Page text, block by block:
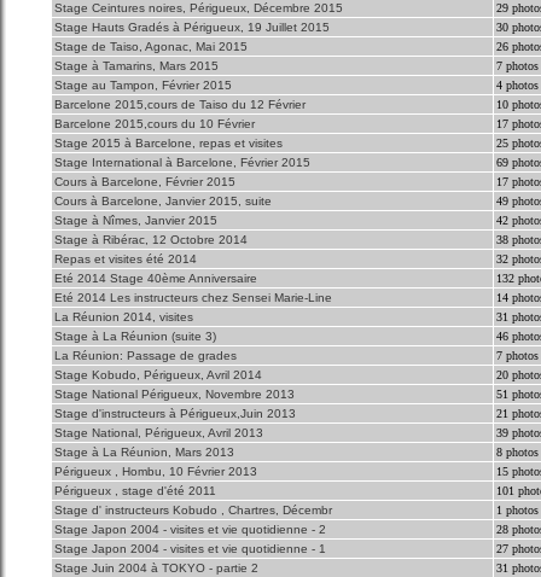
Stage Ceintures noires, Périgueux, Décembre 2015
29
Stage Hauts Gradés à Périgueux, 19 Juillet 2015
30
Stage de Taiso, Agonac, Mai 2015
26
Stage à Tamarins, Mars 2015
7 photos
Stage au Tampon, Février 2015
4 photos
Barcelone 2015,cours de Taiso du 12 Février
10
Barcelone 2015,cours du 10 Février
17
Stage 2015 à Barcelone, repas et visites
25
Stage International à Barcelone, Février 2015
69
Cours à Barcelone, Février 2015
17
Cours à Barcelone, Janvier 2015, suite
49
Stage à Nîmes, Janvier 2015
42
Stage à Ribérac, 12 Octobre 2014
38
Repas et visites été 2014
32
Eté 2014 Stage 40ème Anniversaire
132
Eté 2014 Les instructeurs chez Sensei Marie-Line
14
La Réunion 2014, visites
31
Stage à La Réunion (suite 3)
46
La Réunion: Passage de grades
7 photos
Stage Kobudo, Périgueux, Avril 2014
20
Stage National Périgueux, Novembre 2013
51
Stage d'instructeurs à Périgueux,Juin 2013
21
Stage National, Périgueux, Avril 2013
39
Stage à La Réunion, Mars 2013
8 photos
Périgueux , Hombu, 10 Février 2013
15
Périgueux , stage d'été 2011
101
Stage d' instructeurs Kobudo , Chartres, Décembr
1 photos
Stage Japon 2004 - visites et vie quotidienne - 2
28
Stage Japon 2004 - visites et vie quotidienne - 1
27
Stage Juin 2004 à TOKYO - partie 2
31